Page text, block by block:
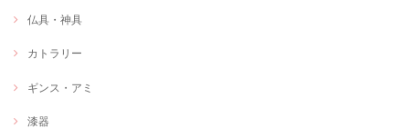
仏具・神具
カトラリー
ギンス・アミ
漆器